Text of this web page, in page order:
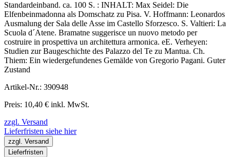
Standardeinband. ca. 100 S. : INHALT: Max Seidel: Die
Elfenbeinmadonna als Domschatz zu Pisa. V. Hoffmann: Leonardos
Ausmalung der Sala delle Asse im Castello Sforzesco. S. Valtieri: La
Scuola d´Atene. Bramatne suggerisce un nuovo metodo per
costruire in prospettiva un architettura armonica. eE. Verheyen:
Studien zur Baugeschichte des Palazzo del Te zu Mantua. Ch.
Thiem: Ein wiedergefundenes Gemälde von Gregorio Pagani. Guter
Zustand
Artikel-Nr.: 390948
Preis: 10,40 € inkl. MwSt.
zzgl. Versand
Lieferfristen siehe hier
zzgl. Versand
Lieferfristen